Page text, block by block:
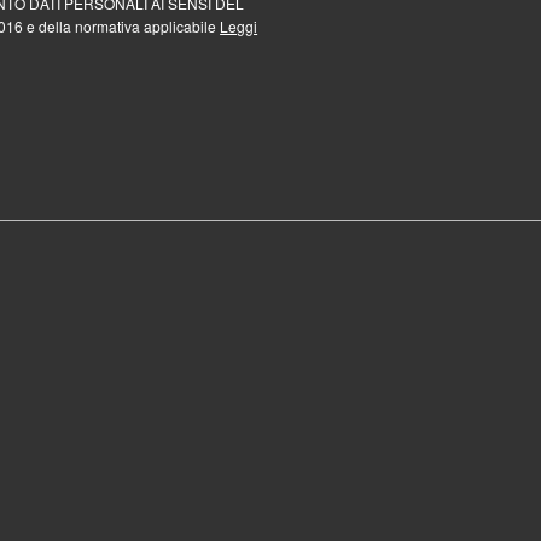
e della normativa applicabile Leggi